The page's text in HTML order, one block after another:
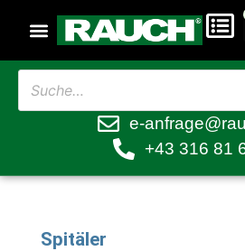
e-
+43 316 81
Spitäler